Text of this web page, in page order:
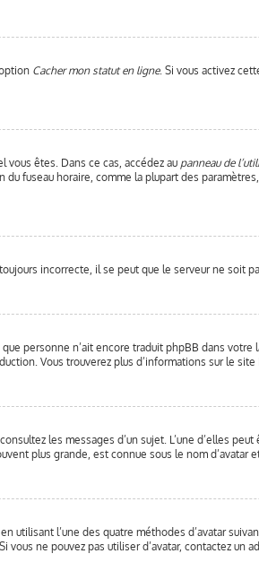
Cacher mon statut en ligne. Si vous activez
êtes. Dans ce cas, accédez au panneau de
fuseau horaire, comme la plupart des
incorrecte, il se peut que le serveur ne soit
personne n’ait encore traduit phpBB dans
Vous trouverez plus d’informations sur le
les messages d’un sujet. L’une d’elles
plus grande, est connue sous le nom d’avatar
utilisant l’une des quatre méthodes d’avatar
ne pouvez pas utiliser d’avatar, contactez un